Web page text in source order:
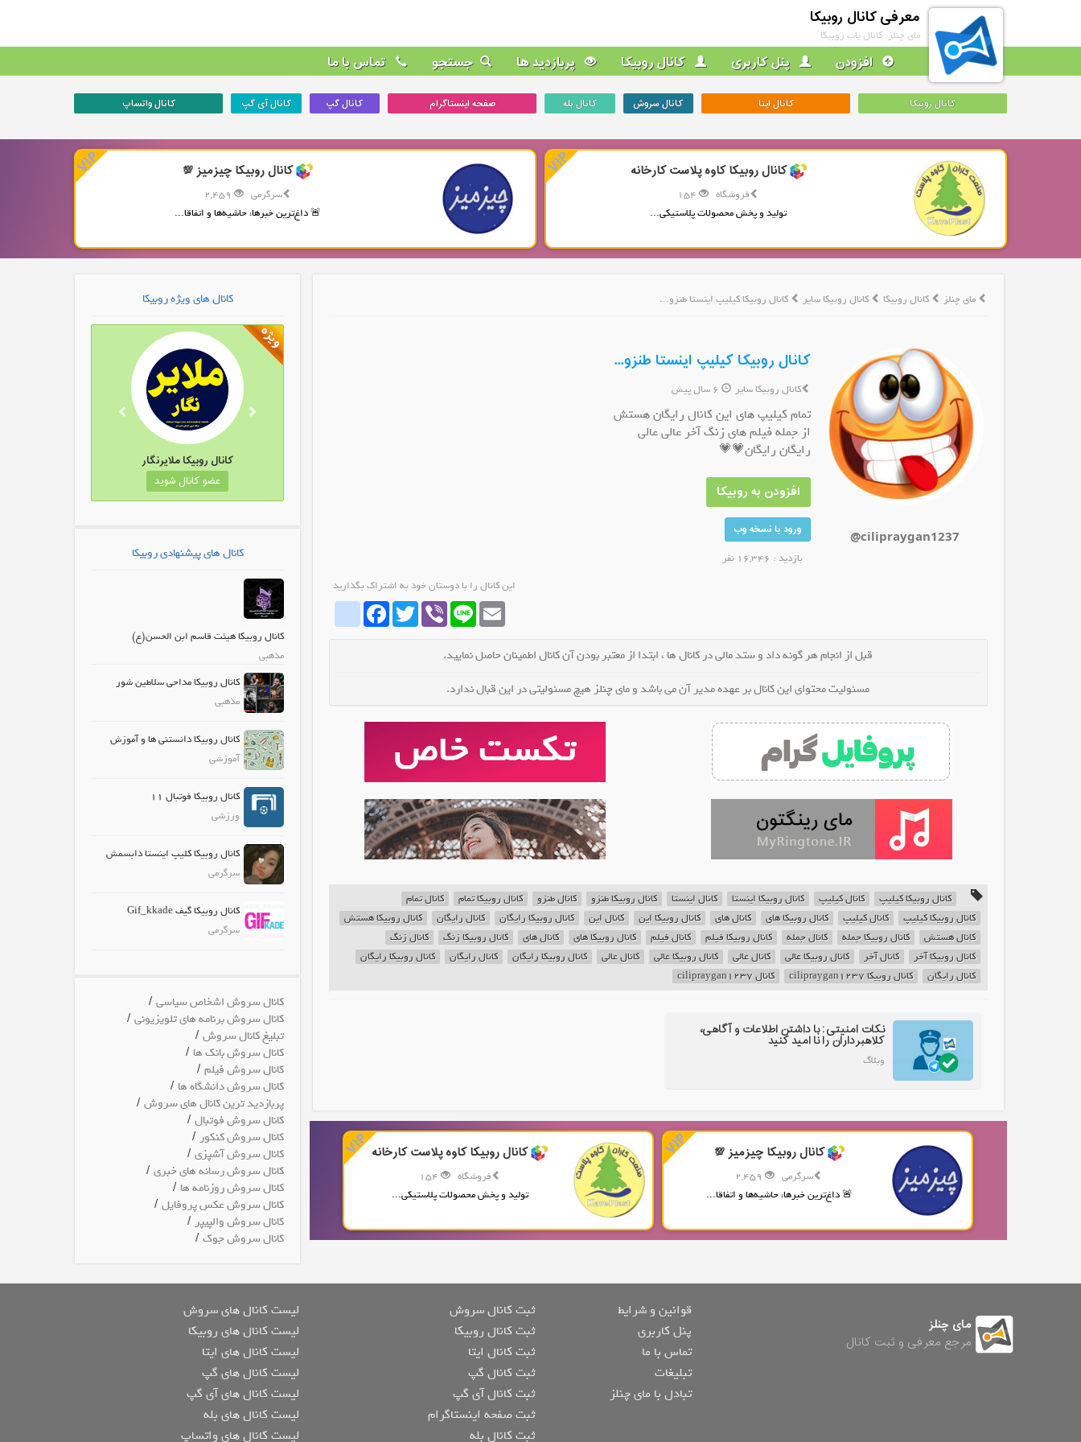
معرفی کانال روبیکا
مای چنلز: کانال یاب روبیکا
افزودن پنل کاربری کانال روبیکا پربازدید ها جستجو تماس با ما
کانال روبیکا کانال ایتا کانال سروش کانال بله صفحه اینستاگرام کانال گپ کانال آی گپ کانال واتساپ
کانال روبیکا کاوه پلاست کارخانه
فروشگاه
154
تولید و پخش محصولات پلاستیکی...
کانال روبیکا چیزمیز 💯
سرگرمی
🚨 داغ‌ترین خبرها، حاشیه‌ها و اتفاقا...
مای چنلز کانال روبیکا کانال روبیکا سایر کانال روبیکا کیلیپ اینستا طنزو...
@cilipraygan1237
کانال روبیکا کیلیپ اینستا طنزو...
کانال روبیکا سایر
تمام کیلیپ های این کانال رایگان هستش
از جمله فیلم های زنگ آخر عالی عالی
رایگان رایگان💗💗
افزودن به روبیکا
ورود با نسخه وب
بازدید : 16,346 نفر
این کانال را با دوستان خود به اشتراک بگذارید
whatrubikaFacebookTwitter Viber Line Email
قبل از انجام هر گونه داد و ستد مالی در کانال ها ، ابتدا از معتبر بودن آن کانال اطمینان حاصل نمایید.
مسئولیت محتوای این کانال بر عهده مدیر آن می باشد و مای چنلز هیچ مسئولیتی در این قبال ندارد.
کانال روبیکا کیلیپ کانال کیلیپ کانال روبیکا اینستا کانال اینستا کانال روبیکا طنزو کانال طنزو کانال روبیکا تمام
کانال تمام
کانال روبیکا کیلیپ
کانال کیلیپ کانال روبیکا های کانال های کانال روبیکا این کانال این کانال روبیکا رایگان کانال رایگان
کانال روبیکا هستش
کانال هستش
کانال روبیکا جمله کانال جمله کانال روبیکا فیلم کانال فیلم کانال روبیکا های کانال های کانال روبیکا زنگ
کانال زنگ
کانال روبیکا آخر
کانال آخر کانال روبیکا عالی کانال عالی کانال روبیکا عالی کانال عالی کانال روبیکا رایگان کانال رایگان
کانال روبیکا رایگان
کانال رایگان
کانال روبیکا cilipraygan1237 کانال cilipraygan1237
نکات امنیتی: با داشتن اطلاعات و آگاهی،
کلاهبرداران را نا امید کنید
وبلاگ
کانال روبیکا چیزمیز 💯
سرگرمی
2,459
🚨 داغ‌ترین خبرها، حاشیه‌ها و اتفاقا...
کانال روبیکا کاوه پلاست کارخانه
فروشگاه
تولید و پخش محصولات پلاستیکی...
کانال های ویژه روبیکا
کانال روبیکا ملایرنگار
عضو کانال شوید
کانال روبیکا تبلیغات بانوان
عضو کانال شوید
کانال روبیکا لینکدونی ترکی 🇹🇷
عضو کانال شوید
کانال های پیشنهادی روبیکا
کانال روبیکا هیئت قاسم ابن الحسن(ع)
مذهبی
کانال روبیکا مداحی سلاطین شور
مذهبی
کانال روبیکا دانستنی ها و آموزش
آموزشی
کانال روبیکا فوتبال 11
ورزشی
کانال روبیکا کلیپ اینستا دابسمش
سرگرمی
کانال روبیکا گیف Gif_kkade
سرگرمی
کانال سروش اشخاص سیاسی/
کانال سروش برنامه های تلویزیونی/
تبلیغ کانال سروش/
کانال سروش بانک ها /
کانال سروش فیلم/
کانال سروش دانشگاه ها /
پربازدید ترین کانال های سروش/
کانال سروش فوتبال/
کانال سروش کنکور/
کانال سروش آشپزی/
کانال سروش رسانه های خبری/
کانال سروش روزنامه ها /
کانال سروش عکس پروفایل/
کانال سروش والپیپر/
کانال سروش جوک/
مای چنلز
مرجع معرفی و ثبت کانال
قوانین و شرایط
پنل کاربری
تماس با ما
تبلیغات
تبادل با مای چنلز
ثبت کانال سروش
ثبت کانال روبیکا
ثبت کانال ایتا
ثبت کانال گپ
ثبت کانال آی گپ
ثبت صفحه اینستاگرام
ثبت کانال بله
لیست کانال های سروش
لیست کانال های روبیکا
لیست کانال های ایتا
لیست کانال های گپ
لیست کانال های آی گپ
لیست کانال های بله
لیست کانال های واتساپ